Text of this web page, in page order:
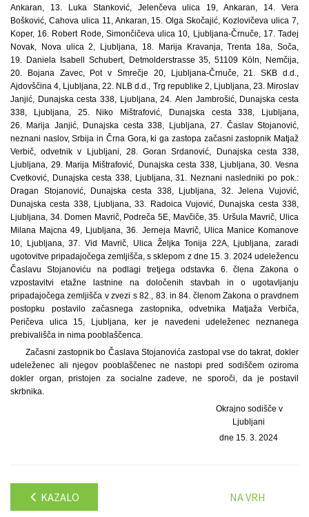
Ankaran, 13. Luka Stanković, Jelenčeva ulica 19, Ankaran, 14. Vera
Bošković, Cahova ulica 11, Ankaran, 15. Olga Skočajić, Kozlovičeva ulica 7,
Koper, 16. Robert Rode, Simončičeva ulica 10, Ljubljana-Črnuče, 17. Tadej
Novak, Nova ulica 2, Ljubljana, 18. Marija Kravanja, Trenta 18a, Soča,
19. Daniela Isabell Schubert, Detmolderstrasse 35, 51109 Köln, Nemčija,
20. Bojana Zavec, Pot v Smrečje 20, Ljubljana-Črnuče, 21. SKB d.d.,
Ajdovščina 4, Ljubljana, 22. NLB d.d., Trg republike 2, Ljubljana, 23. Miroslav
Janjić, Dunajska cesta 338, Ljubljana, 24. Alen Jambrošić, Dunajska cesta
338, Ljubljana, 25. Niko Mištrafović, Dunajska cesta 338, Ljubljana,
26. Marija Janjić, Dunajska cesta 338, Ljubljana, 27. Časlav Stojanović,
neznani naslov, Srbija in Črna Gora, ki ga zastopa začasni zastopnik Matjaž
Verbič, odvetnik v Ljubljani, 28. Goran Srdanović, Dunajska cesta 338,
Ljubljana, 29. Marija Mištrafović, Dunajska cesta 338, Ljubljana, 30. Vesna
Cvetković, Dunajska cesta 338, Ljubljana, 31. Neznani nasledniki po pok.:
Dragan Stojanović, Dunajska cesta 338, Ljubljana, 32. Jelena Vujović,
Dunajska cesta 338, Ljubljana, 33. Radoica Vujović, Dunajska cesta 338,
Ljubljana, 34. Domen Mavrič, Podreča 5E, Mavčiče, 35. Uršula Mavrič, Ulica
Milana Majcna 49, Ljubljana, 36. Jerneja Mavrič, Ulica Manice Komanove
10, Ljubljana, 37. Vid Mavrič, Ulica Željka Tonija 22A, Ljubljana, zaradi
ugotovitve pripadajočega zemljišča, s sklepom z dne 15. 3. 2024 udeležencu
Časlavu Stojanoviću na podlagi tretjega odstavka 6. člena Zakona o
vzpostavitvi etažne lastnine na določenih stavbah in o ugotavljanju
pripadajočega zemljišča v zvezi s 82., 83. in 84. členom Zakona o pravdnem
postopku postavilo začasnega zastopnika, odvetnika Matjaža Verbiča,
Peričeva ulica 15, Ljubljana, ker je navedeni udeleženec neznanega
prebivališča in nima pooblaščenca.
Začasni zastopnik bo Časlava Stojanovića zastopal vse do takrat, dokler
udeleženec ali njegov pooblaščenec ne nastopi pred sodiščem oziroma
dokler organ, pristojen za socialne zadeve, ne sporoči, da je postavil
skrbnika.
Okrajno sodišče v
Ljubljani
dne 15. 3. 2024
KAZALO NA VRH